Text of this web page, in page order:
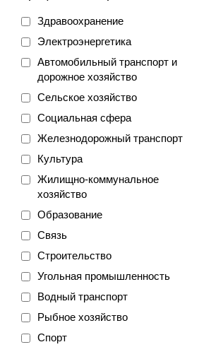
Здравоохранение
Электроэнергетика
Автомобильный транспорт и
дорожное хозяйство
Сельское хозяйство
Социальная сфера
Железнодорожный транспорт
Культура
Жилищно-коммунальное
хозяйство
Образование
Связь
Строительство
Угольная промышленность
Водный транспорт
Рыбное хозяйство
Спорт